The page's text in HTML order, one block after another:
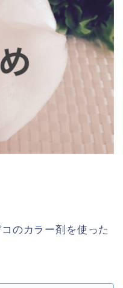
のカラー剤を使った